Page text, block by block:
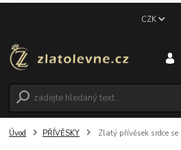
CZK
Úvod PŘÍVĚSKY Zlatý přívěsek srdce